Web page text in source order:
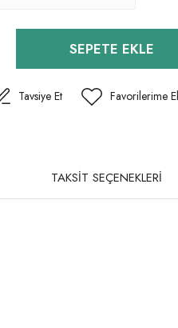
SEPETE EKLE
Tavsiye Et
TAKSİT SEÇENEKLERİ